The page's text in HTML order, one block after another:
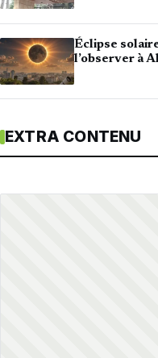
Éclipse
l’observer à
EXTRA CONTENU